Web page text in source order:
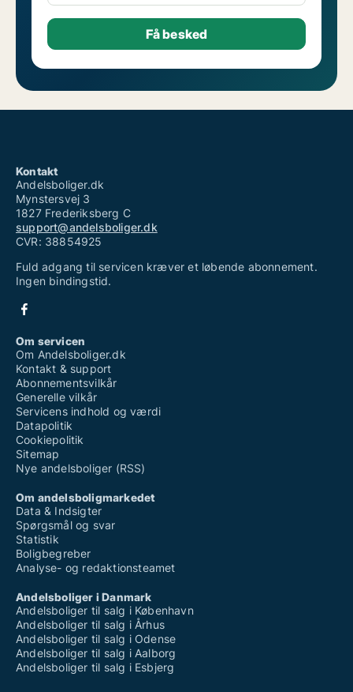
Kontakt
Andelsboliger.dk
Mynstersvej 3
1827 Frederiksberg C
support@andelsboliger.dk
CVR: 38854925
Fuld adgang til servicen kræver et løbende abonnement.
Ingen bindingstid.
Om servicen
Om Andelsboliger.dk
Kontakt & support
Abonnementsvilkår
Generelle vilkår
Servicens indhold og værdi
Datapolitik
Cookiepolitik
Sitemap
Nye andelsboliger (RSS)
Om andelsboligmarkedet
Data & Indsigter
Spørgsmål og svar
Statistik
Boligbegreber
Analyse- og redaktionsteamet
Andelsboliger i Danmark
Andelsboliger til salg i København
Andelsboliger til salg i Århus
Andelsboliger til salg i Odense
Andelsboliger til salg i Aalborg
Andelsboliger til salg i Esbjerg